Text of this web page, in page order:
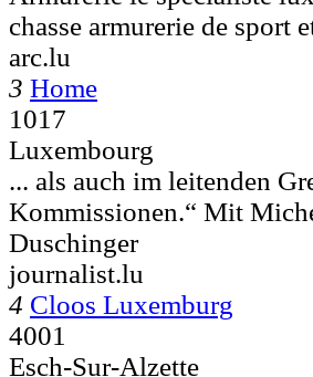
chasse armurerie de sport
arc.lu
3 Home
1017
Luxembourg
... als auch im leitenden
Kommissionen.“ Mit
Duschinger
journalist.lu
4 Cloos Luxemburg
4001
Esch-Sur-Alzette